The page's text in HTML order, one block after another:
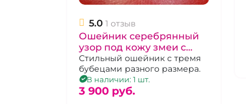
5.0 1 отзыв
Ошейник серебрянный
узор под кожу змеи с
бубенцами
Стильный ошейник с тремя
бубецами разного размера.
В наличии: 1 шт.
3 900 pуб.